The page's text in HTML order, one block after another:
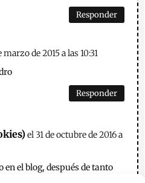
Responder
marzo de 2015 a las 10:31
Responder
el 31 de octubre de 2016 a
en el blog, después de tanto